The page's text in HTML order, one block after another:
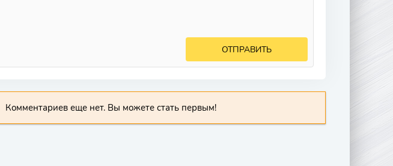
ОТПРАВИТЬ
Комментариев еще нет. Вы можете стать первым!